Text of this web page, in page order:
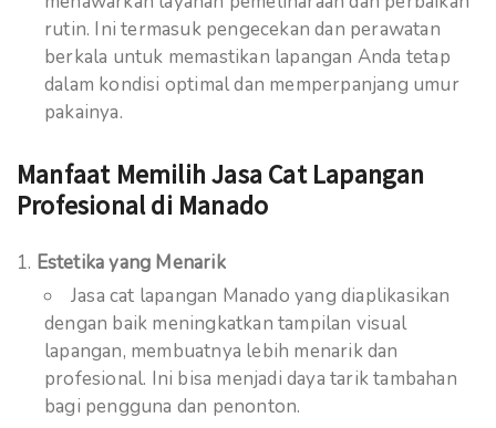
rutin. Ini termasuk pengecekan dan perawatan
berkala untuk memastikan lapangan Anda tetap
dalam kondisi optimal dan memperpanjang umur
pakainya.
Manfaat Memilih Jasa Cat Lapangan
Profesional di Manado
Estetika yang Menarik
Jasa cat lapangan Manado yang diaplikasikan
dengan baik meningkatkan tampilan visual
lapangan, membuatnya lebih menarik dan
profesional. Ini bisa menjadi daya tarik tambahan
bagi pengguna dan penonton.